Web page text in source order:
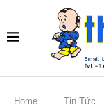
Home Tin Tức